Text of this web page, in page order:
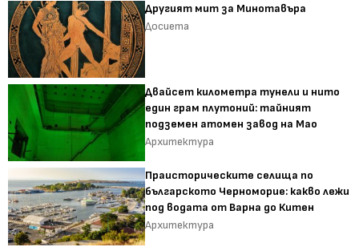
Другият мит за Минотавъра
Досиета
Двайсет километра тунели и нито
един грам плутоний: тайният
подземен атомен завод на Мао
Архитектура
Праисторическите селища по
българското Черноморие: какво лежи
под водата от Варна до Китен
Архитектура